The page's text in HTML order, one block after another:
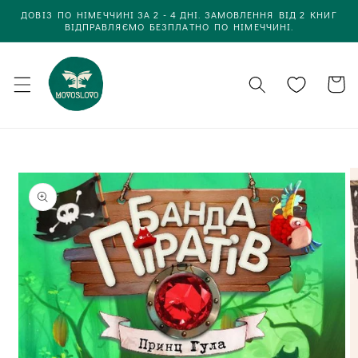
до
вмісту
ДОВІЗ ПО НІМЕЧЧИНІ ЗА 2 - 4 ДНІ. ЗАМОВЛЕННЯ ВІД 2 КНИГ
ВІДПРАВЛЯЄМО БЕЗПЛАТНО ПО НІМЕЧЧИНІ.
Кошик
інформації
про товар